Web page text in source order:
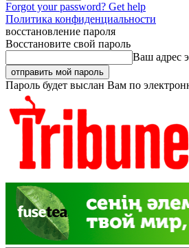
Forgot your password? Get help
Политика конфиденциальности
восстановление пароля
Восстановите свой пароль
Ваш адрес
Пароль будет выслан Вам по